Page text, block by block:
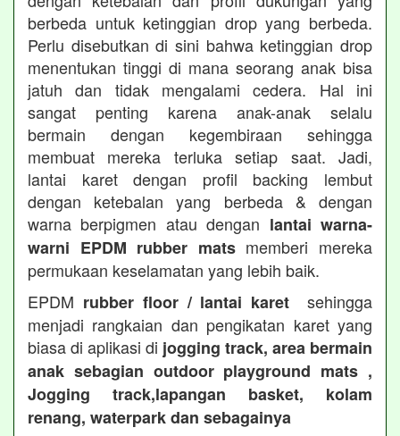
berbeda untuk ketinggian drop yang berbeda.
Perlu disebutkan di sini bahwa ketinggian drop
menentukan tinggi di mana seorang anak bisa
jatuh dan tidak mengalami cedera. Hal ini
sangat penting karena anak-anak selalu
bermain dengan kegembiraan sehingga
membuat mereka terluka setiap saat. Jadi,
lantai karet dengan profil backing lembut
dengan ketebalan yang berbeda & dengan
warna berpigmen atau dengan lantai warna-
warni EPDM rubber matsmemberi mereka
permukaan keselamatan yang lebih baik.
EPDM rubber floor / lantai karet sehingga
menjadi rangkaian dan pengikatan karet yang
biasa di aplikasi di jogging track, area bermain
anak sebagian outdoor playground mats ,
Jogging track,lapangan basket, kolam
renang, waterpark dan sebagainya